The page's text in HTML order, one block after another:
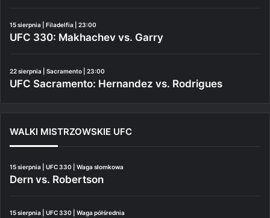
15 sierpnia | Filadelfia | 23:00
UFC 330: Makhachev vs. Garry
22 sierpnia | Sacramento | 23:00
UFC Sacramento: Hernandez vs. Rodrigues
WALKI MISTRZOWSKIE UFC
15 sierpnia | UFC 330 | Waga słomkowa
Dern vs. Robertson
15 sierpnia | UFC 330 | Waga półśrednia